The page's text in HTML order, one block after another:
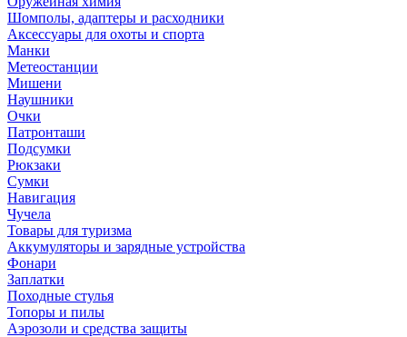
Шомполы, адаптеры и расходники
Аксессуары для охоты и спорта
Манки
Метеостанции
Мишени
Наушники
Очки
Патронташи
Подсумки
Рюкзаки
Сумки
Навигация
Чучела
Товары для туризма
Аккумуляторы и зарядные устройства
Фонари
Заплатки
Походные стулья
Топоры и пилы
Аэрозоли и средства защиты